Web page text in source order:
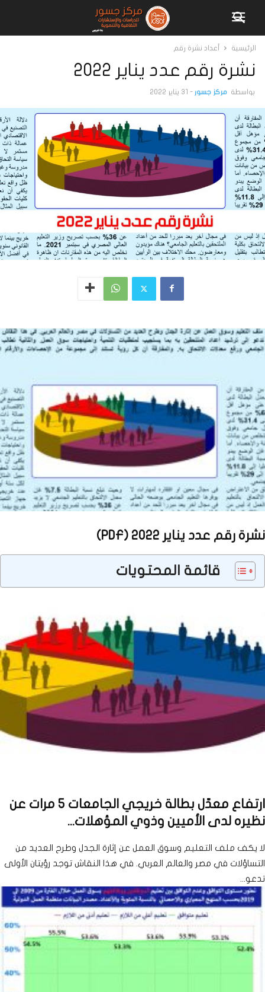
الرئيسية أعداد نشرة رقم
نشرة رقم عدد يناير 2022
بواسطة مركز جسور - 31 يناير 2022
نشرة رقم عدد يناير 2022 (PDF)
قائمة المحتويات
ارتفاع معدّل بطالة خريجي الجامعات 5 مرات عن
نظيره لدى الأميين وذوي المؤهلات...
لا يكف ملف التعليم وسوق العمل عن إثارة الجدل وطرح العديد من
التساؤلات في مصر والعالم العربي. في هذا النقاش توجد رؤيتان الأولى
تدعو...